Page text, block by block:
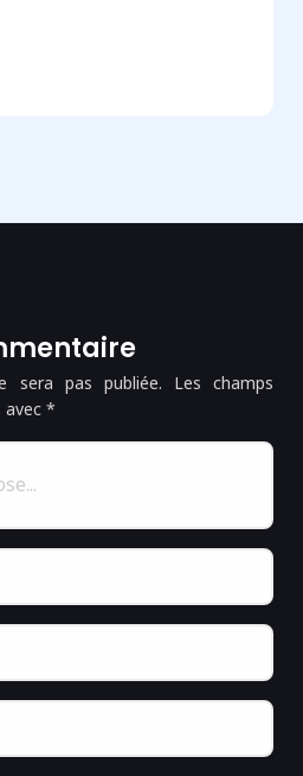
sera pas publiée.
Les champs
avec *